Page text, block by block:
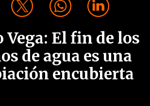
Vega: El fin de los
de agua es una
encubierta